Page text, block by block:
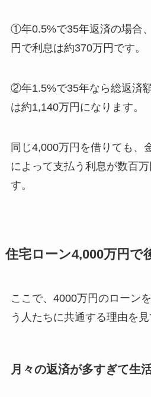
①年0.5%で35年返済の場合
円で利息は約370万円です。
②年1.5%で35年なら総返済
は約1,140万円になります。
同じ4,000万円を借りても、
によって支払う利息が数百
す。
住宅ローン4,000万円で
ここで、4000万円のローン
う人たちに共通する理由を見
月々の返済が多すぎて生